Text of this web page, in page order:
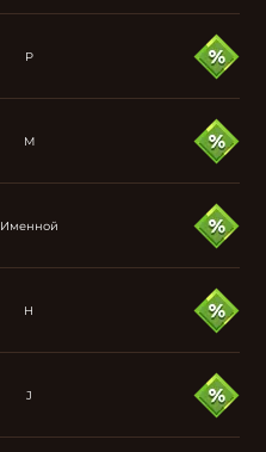
P
M
Именной
H
J